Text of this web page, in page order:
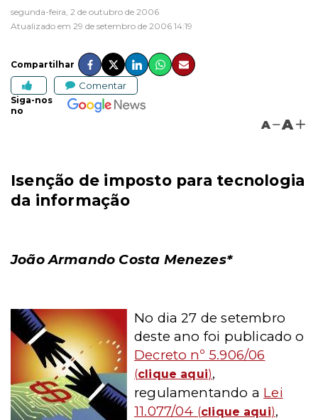
segunda-feira, 2 de outubro de 2006
Atualizado em 29 de setembro de 2006 14:19
Compartilhar
Comentar
Siga-nos
no
A A
Isenção de imposto para tecnologia
da informação
João Armando Costa Menezes*
No dia 27 de setembro
deste ano foi publicado o
Decreto nº 5.906/06
(clique aqui),
regulamentando a Lei
11.077/04 (clique aqui),